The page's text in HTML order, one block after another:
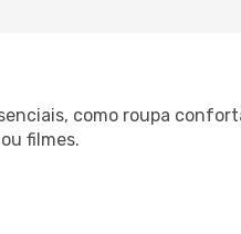
como roupa
filmes.